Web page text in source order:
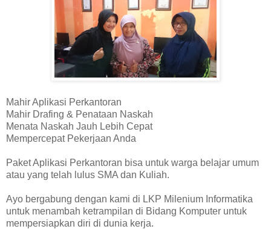
Mahir Aplikasi Perkantoran
Mahir Drafing & Penataan Naskah
Menata Naskah Jauh Lebih Cepat
Mempercepat Pekerjaan Anda
Paket Aplikasi Perkantoran bisa untuk warga belajar umum
atau yang telah lulus SMA dan Kuliah.
Ayo bergabung dengan kami di LKP Milenium Informatika
untuk menambah ketrampilan di Bidang Komputer untuk
mempersiapkan diri di dunia kerja.